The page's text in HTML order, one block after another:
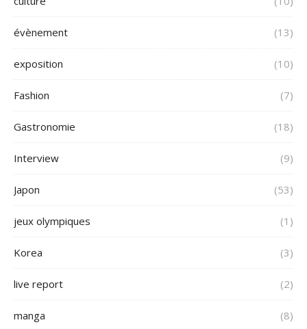
évènement (13)
exposition (10)
Fashion (7)
Gastronomie (18)
Interview (9)
Japon (53)
jeux olympiques (1)
Korea (3)
live report (2)
manga (8)